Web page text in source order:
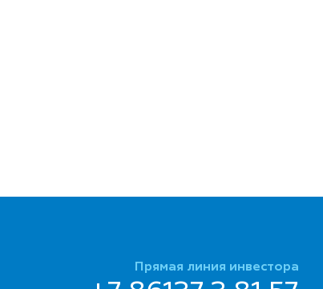
Прямая линия инвестора